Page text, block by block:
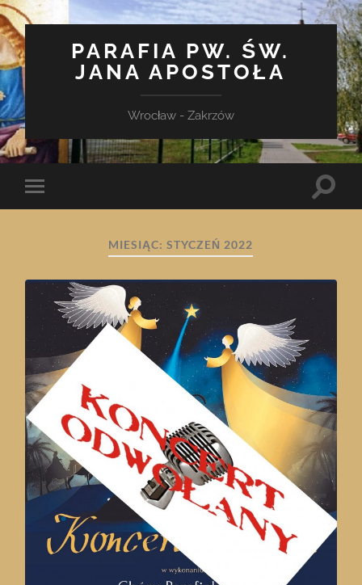
PARAFIA PW. ŚW.
JANA APOSTOŁA
Wrocław - Zakrzów
Toggle
mobile
Toggle
MIESIĄC:STYCZEŃ 2022